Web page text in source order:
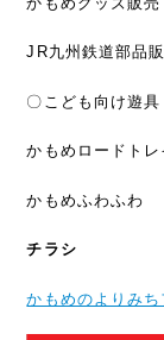
JR九州鉄道部品
〇こども向け遊具
かもめロードトレ
かもめふわふわ
チラシ
かもめのよりみ